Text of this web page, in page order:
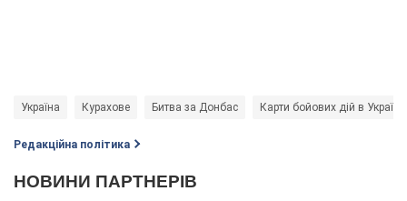
Україна Курахове Битва за Донбас Карти бойових дій в Україні
Редакційна політика